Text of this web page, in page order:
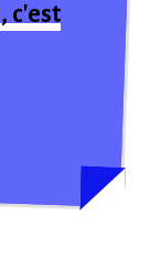
c'est